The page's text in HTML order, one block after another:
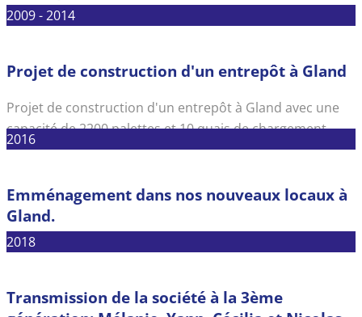
2009 - 2014
Projet de construction d'un entrepôt à Gland
Projet de construction d'un entrepôt à Gland avec une
capacité de 2200 palettes et 10 quais de chargement.
2016
Emménagement dans nos nouveaux locaux à
Gland.
2018
Transmission de la société à la 3ème